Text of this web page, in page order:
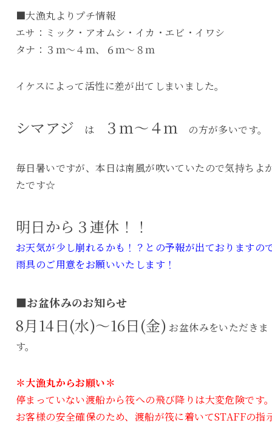
■大漁丸よりプチ情報
エサ：ミック・アオムシ・イカ・エビ・イワシ
タナ：３ｍ～４ｍ、６ｍ～８ｍ
イケスによって活性に差が出てしまいました。
シマアジ は ３ｍ～４ｍ の方が多いです。
毎日暑いですが、本日は南風が吹いていたので気持ちよ
たです☆
明日から３連休！！
お天気が少し崩れるかも！？との予報が出ておりますの
雨具のご用意をお願いいたします！
■お盆休みのお知らせ
8月14日(水)～16日(金) お盆休みをいただきま
す。
＊大漁丸からお願い＊
停まっていない渡船から筏への飛び降りは大変危険です
お客様の安全確保のため、渡船が筏に着いてSTAFFの指